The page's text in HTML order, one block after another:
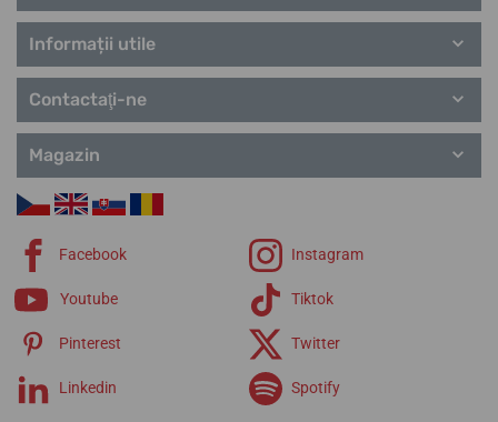
Informații utile
Contactaţi-ne
Magazin
Facebook Instagram
Youtube Tiktok
Pinterest Twitter
Linkedin Spotify